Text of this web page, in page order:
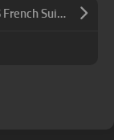
Francesco Tristano Schlimé – Bach: The 6 French Suites